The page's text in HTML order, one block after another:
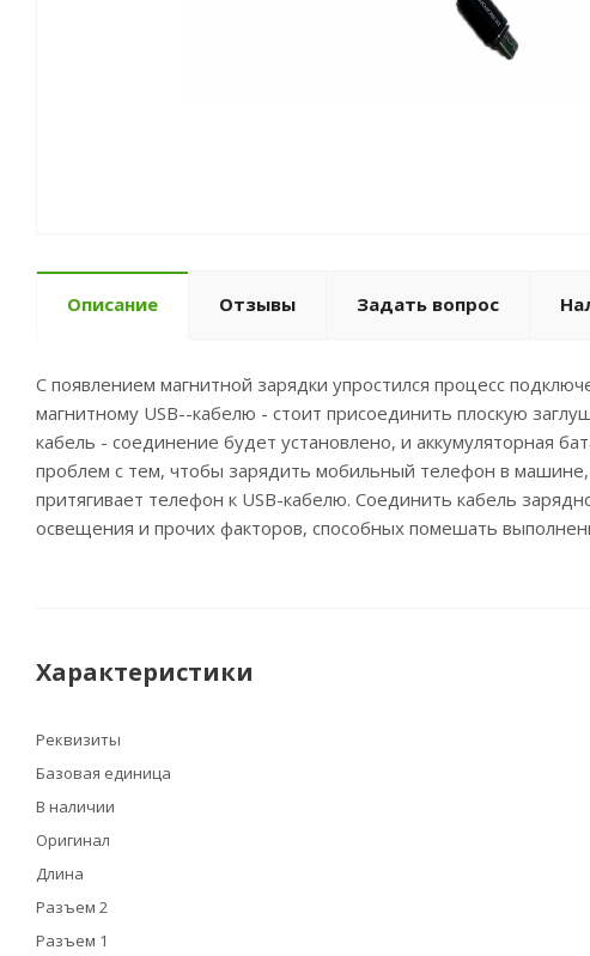
Описание Отзывы Задать вопрос
С появлением магнитной зарядки упростился процесс
магнитному USB--кабелю - стоит присоединить плоскую
кабель - соединение будет установлено, и аккумуляторная
проблем с тем, чтобы зарядить мобильный телефон в
притягивает телефон к USB-кабелю. Соединить кабель
освещения и прочих факторов, способных помешать
Характеристики
Реквизиты
Базовая единица
В наличии
Оригинал
Длина
Разъем 2
Разъем 1